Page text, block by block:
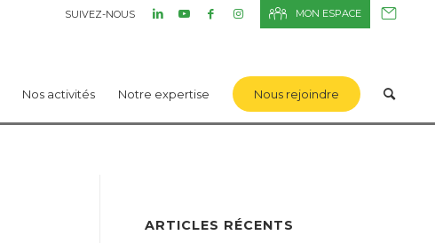
SUIVEZ-NOUS MON ESPACE
Nos activités Notre expertise Nous rejoindre
ARTICLES RÉCENTS